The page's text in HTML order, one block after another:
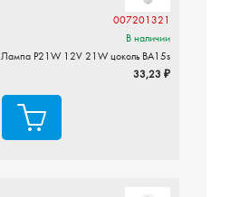
007201321
В наличии
Лампа P21W 12V 21W цоколь BA15s
33,23 ₽